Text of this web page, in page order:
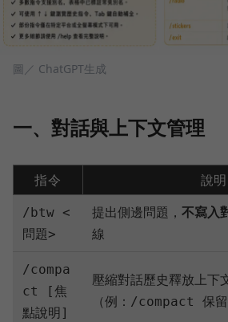
圖／ ChatGPT生成
一、對話與上下文管理
指令 說明
/btw <
問題>
提出側邊問題， 不寫入
線
/compa
ct [焦
點說明]
壓縮對話歷史釋放上下
（例： /compact 保留